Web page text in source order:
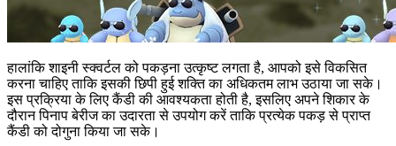
हालांकि शाइनी स्क्वर्टल को पकड़ना उत्कृष्ट लगता है, आपको इसे विकसित
करना चाहिए ताकि इसकी छिपी हुई शक्ति का अधिकतम लाभ उठाया जा सके।
इस प्रक्रिया के लिए कैंडी की आवश्यकता होती है, इसलिए अपने शिकार के
दौरान पिनाप बेरीज का उदारता से उपयोग करें ताकि प्रत्येक पकड़ से प्राप्त
कैंडी को दोगुना किया जा सके।